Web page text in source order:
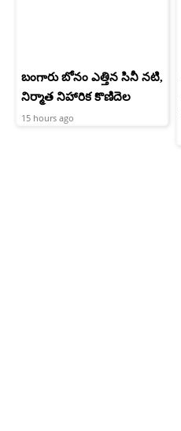
బంగారు బోనం ఎత్తిన సినీ నటి,
నిర్మాత నిహారిక కొణిదెల
15 hours ago